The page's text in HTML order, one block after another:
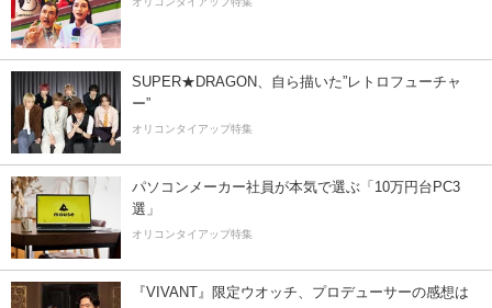
SUPER★DRAGON、自ら描いた”レトロフューチャ
ー”
オリコンタイアップ特集
パソコンメーカー社員が本気で選ぶ「10万円台PC3
選」
オリコンタイアップ特集
『VIVANT』限定ウオッチ、プロデューサーの感想は